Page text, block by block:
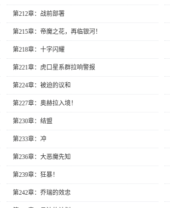
第212章：战前部署
第215章：帝魔之花，再临银河！
第218章：十字闪耀
第221章：虎口星系群拉响警报
第224章：被迫的议和
第227章：奥赫拉入境！
第230章：结盟
第233章：冲
第236章：大恶魔先知
第239章：狂暴！
第242章：乔瑞的效忠